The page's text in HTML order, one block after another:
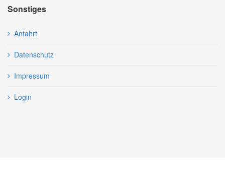
Sonstiges
Anfahrt
Datenschutz
Impressum
Login